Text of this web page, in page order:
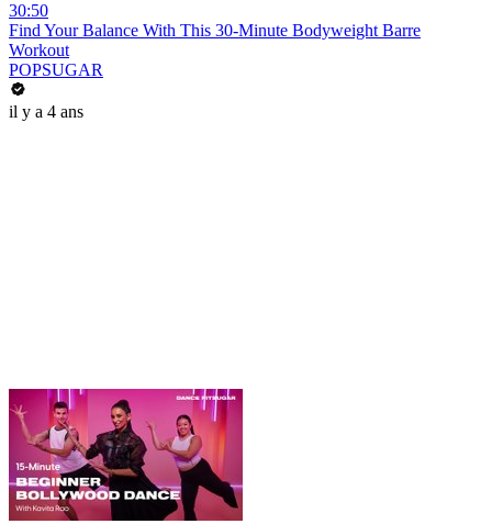
30:50
Find Your Balance With This 30-Minute Bodyweight Barre
Workout
POPSUGAR
il y a 4 ans